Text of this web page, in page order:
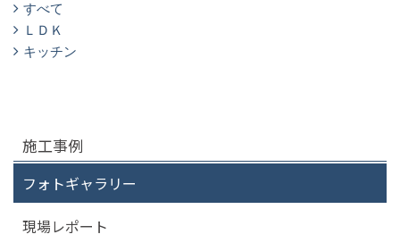
すべて
ＬＤＫ
キッチン
施工事例
フォトギャラリー
現場レポート